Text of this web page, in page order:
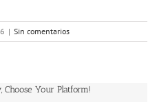
| Sin comentarios
Choose Your Platform!